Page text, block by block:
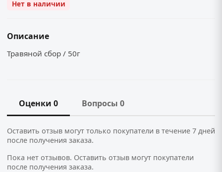
Нет в наличии
Описание
Травяной сбор / 50г
Оценки 0 Вопросы 0
Оставить отзыв могут только покупатели в течение 7 дней
после получения заказа.
Пока нет отзывов. Оставить отзыв могут покупатели
после получения заказа.